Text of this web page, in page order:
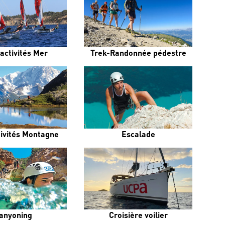
Mer Trek-Randonnée pédestre
Montagne Escalade
Croisière voilier